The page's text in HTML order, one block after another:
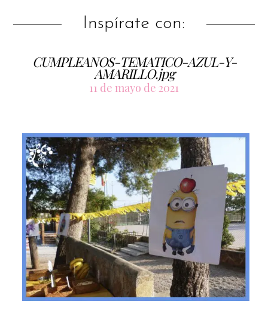
Inspírate con:
CUMPLEANOS-TEMATICO-AZUL-Y-
AMARILLO.jpg
11 de mayo de 2021